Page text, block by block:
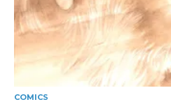
COMICS